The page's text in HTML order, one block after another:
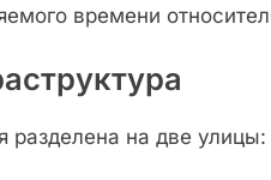
времени
разделена на две